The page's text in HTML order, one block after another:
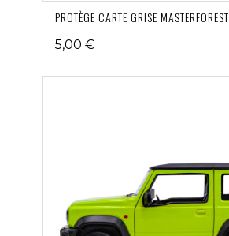
PROTÈGE CARTE GRISE MASTERFOREST
5,00 €